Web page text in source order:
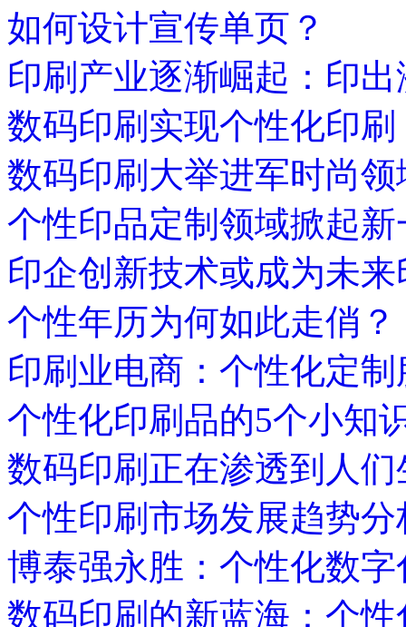
如何设计宣传单页？
印刷产业逐渐崛起：印
数码印刷实现个性化印刷
数码印刷大举进军时尚
个性印品定制领域掀起
印企创新技术或成为未
个性年历为何如此走俏？
印刷业电商：个性化定
个性化印刷品的5个小知
数码印刷正在渗透到人
个性印刷市场发展趋势分
博泰强永胜：个性化数
数码印刷的新蓝海：个